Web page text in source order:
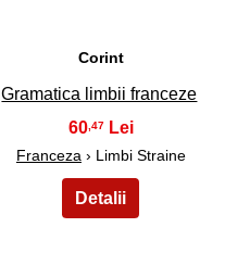
Corint
Gramatica limbii franceze
60,47
Franceza › Limbi Straine